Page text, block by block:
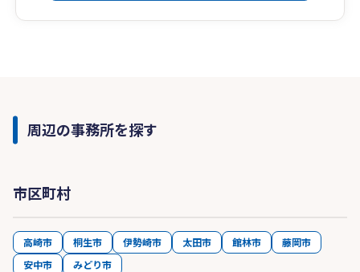
周辺の事務所を探す
市区町村
高崎市 桐生市 伊勢崎市 太田市 館林市
藤岡市
安中市
みどり市